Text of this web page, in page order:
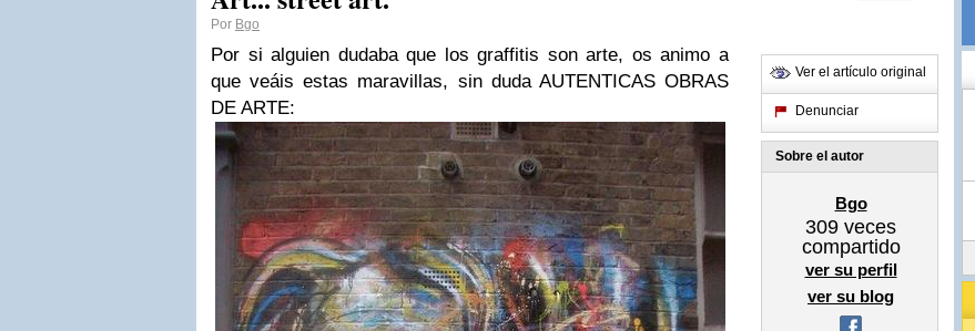
Por Bgo
Por si alguien dudaba que los graffitis son arte, os animo a
que veáis estas maravillas, sin duda AUTENTICAS OBRAS
DE ARTE:
Ver el artículo original
Denunciar
Sobre el autor
Bgo
309 veces
compartido
ver su perfil
ver su blog